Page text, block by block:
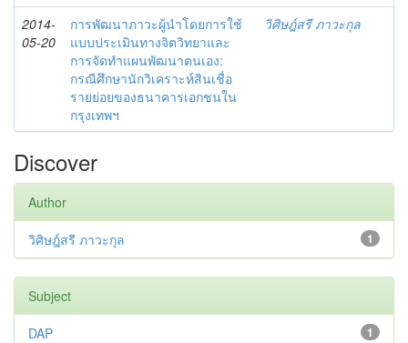
2014-
05-20
การพัฒนาภาวะผู้นำโดยการใช้
แบบประเมินทางจิตวิทยาและ
การจัดทำแผนพัฒนาตนเอง:
กรณีศึกษานักวิเคราะห์สินเชื่อ
รายย่อยของธนาคารเอกชนใน
กรุงเทพฯ
วิศิษฎ์สรี ภาวะกุล
Discover
Author
1
วิศิษฎ์สรี ภาวะกุล
Subject
1
DAP